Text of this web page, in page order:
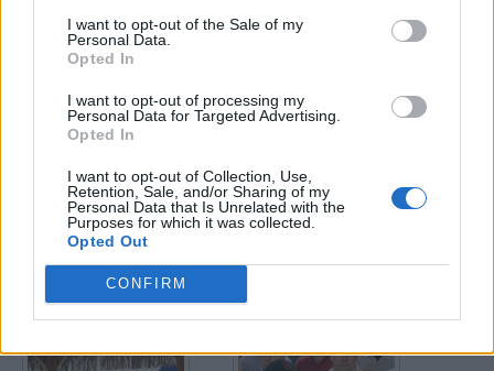
I want to opt-out of the Sale of my
Personal Data.
Opted In
I want to opt-out of processing my
Personal Data for Targeted Advertising.
Opted In
I want to opt-out of Collection, Use,
Retention, Sale, and/or Sharing of my
Personal Data that Is Unrelated with the
Purposes for which it was collected.
Opted Out
CONFIRM
Suchen!
Nächste Rätsel:
Klicken Sie auf das Bild, um die Antwort zu sehen.